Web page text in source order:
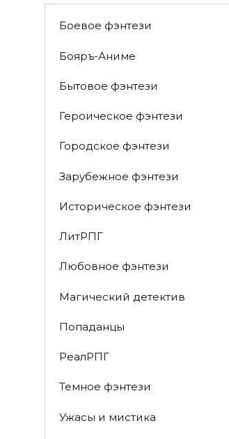
Боевое фэнтези
Бояръ-Аниме
Бытовое фэнтези
Героическое фэнтези
Городское фэнтези
Зарубежное фэнтези
Историческое фэнтези
ЛитРПГ
Любовное фэнтези
Магический детектив
Попаданцы
РеалРПГ
Темное фэнтези
Ужасы и мистика